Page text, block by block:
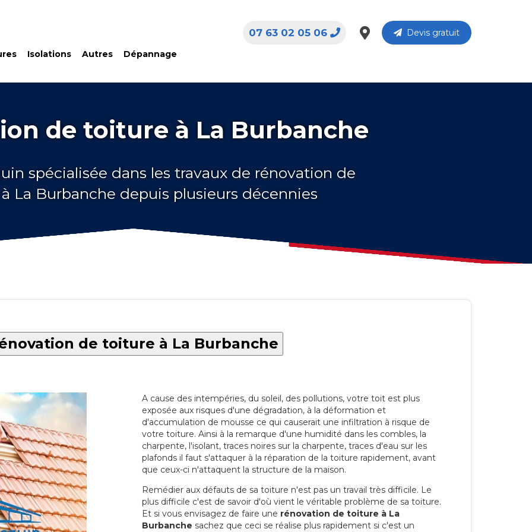
Isolations Autres Dépannage
Devis gratuit
07 63 02 05 06
de toiture à La Burbanche
spécialisée dans les travaux de rénovation de
La Burbanche depuis plusieurs décennies
de toiture à La Burbanche
A cause des intempéries, du soleil, des pollutions, votre toit est plus
exposée aux risques d'une dégradation, à la déformation et
d'accumulation de mousse ce qui causerait une infiltration à risque de
votre toiture. Ainsi à la remarque d'une humidité dans les combles, la
charpente, l'isolant, traces noires sur la charpente, traces d'eau sur les
plafonds il faut s'attaquer à la réparation de la toiture rapidement, avant
que ceux-ci n'attaquent la structure de la maison.
Remédier aux défauts de sa toiture n'est pas un travail très difficile. Le
plus difficile c'est de savoir d'où vient le véritable problème de sa toiture.
Et si vous envisagez de faire une rénovation de toiture à La
Burbanche sachez que ceci se réalise plus rapidement si c'est un